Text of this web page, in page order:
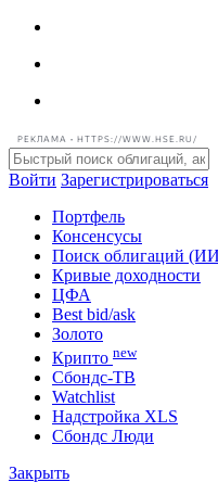
РЕКЛАМА • HTTPS://WWW.HSE.RU/
Войти Зарегистрироваться
Портфель
Консенсусы
Поиск облигаций (ИИ)
Кривые доходности
ЦФА
Best bid/ask
Золото
Крипто new
Watchlist